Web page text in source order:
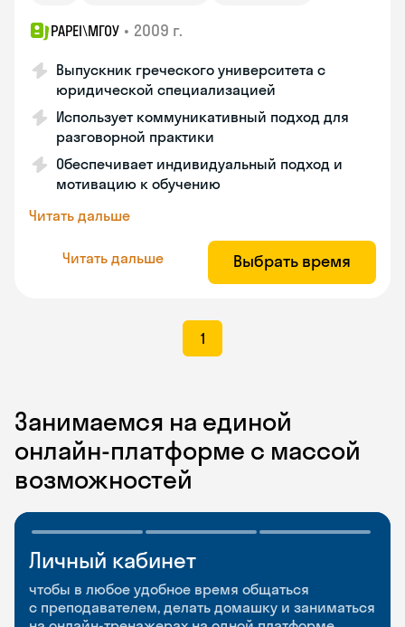
PAPEI\MГОУ • 2009 г.
Выпускник греческого университета с
юридической специализацией
Использует коммуникативный подход для
разговорной практики
Обеспечивает индивидуальный подход и
мотивацию к обучению
Читать дальше
Читать дальше Выбрать время
1
Занимаемся на единой
онлайн-платформе с массой
возможностей
Личный кабинет
чтобы в любое удобное время общаться
с преподавателем, делать домашку и заниматься
Мобильное
приложение
чтобы заниматься и изучать новые слова где
Разговорные клубы
и Talks
Групповые занятия для разговорной практики